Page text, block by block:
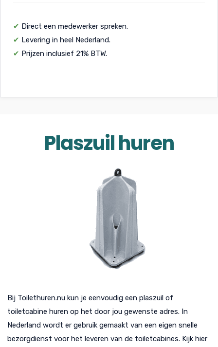
✔ Direct een medewerker spreken.
✔ Levering in heel Nederland.
✔ Prijzen inclusief 21% BTW.
Plaszuil huren
Bij Toilethuren.nu kun je eenvoudig een plaszuil of
toiletcabine huren op het door jou gewenste adres. In
Nederland wordt er gebruik gemaakt van een eigen snelle
bezorgdienst voor het leveren van de toiletcabines. Kijk hier